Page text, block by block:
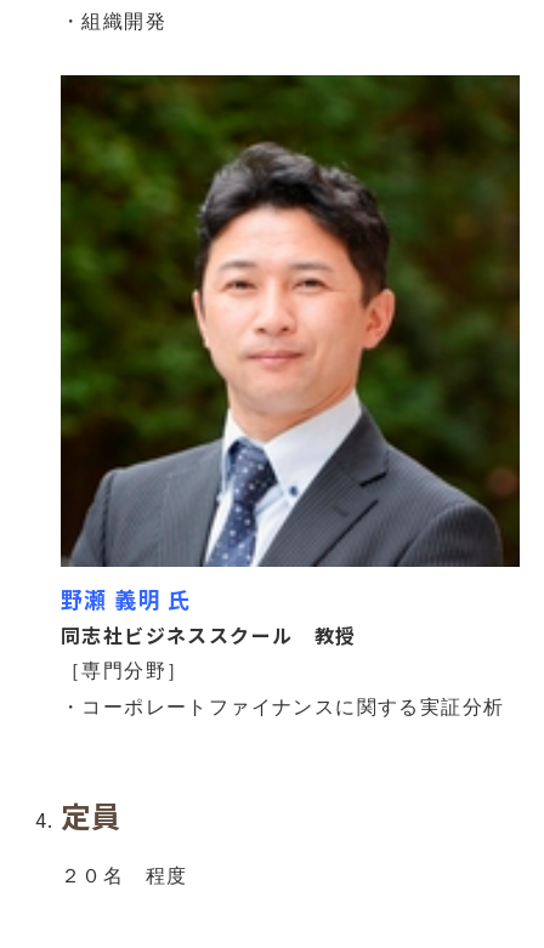
・組織開発
野瀬 義明 氏
同志社ビジネススクール 教授
［専門分野］
・コーポレートファイナンスに関する実証分析
定員
２０名 程度